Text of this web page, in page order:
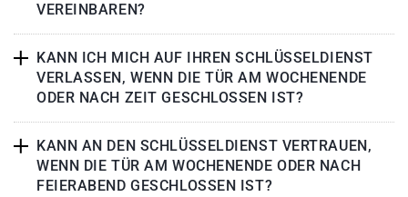
VEREINBAREN?
KANN ICH MICH AUF IHREN SCHLÜSSELDIENST
VERLASSEN, WENN DIE TÜR AM WOCHENENDE
ODER NACH ZEIT GESCHLOSSEN IST?
KANN AN DEN SCHLÜSSELDIENST VERTRAUEN,
WENN DIE TÜR AM WOCHENENDE ODER NACH
FEIERABEND GESCHLOSSEN IST?